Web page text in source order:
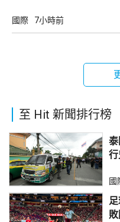
國際 7小時前
至 Hit 新聞排行榜
國